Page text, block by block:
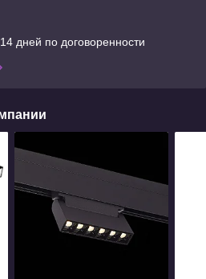
дней по договоренности